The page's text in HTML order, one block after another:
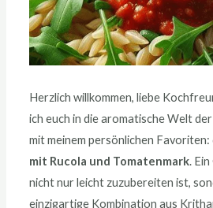
Herzlich willkommen, liebe
ich euch in die aromatische Welt
mit meinem persönlichen Favoriten:
mit Rucola und Tomatenmark.
nicht nur leicht zuzubereiten ist,
einzigartige Kombination aus